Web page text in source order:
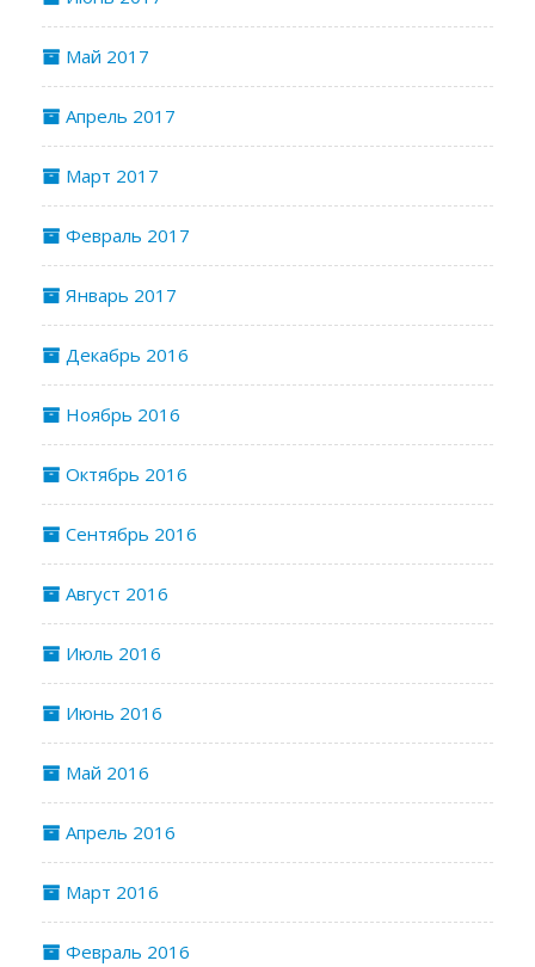
Май 2017
Апрель 2017
Март 2017
Февраль 2017
Январь 2017
Декабрь 2016
Ноябрь 2016
Октябрь 2016
Сентябрь 2016
Август 2016
Июль 2016
Июнь 2016
Май 2016
Апрель 2016
Март 2016
Февраль 2016